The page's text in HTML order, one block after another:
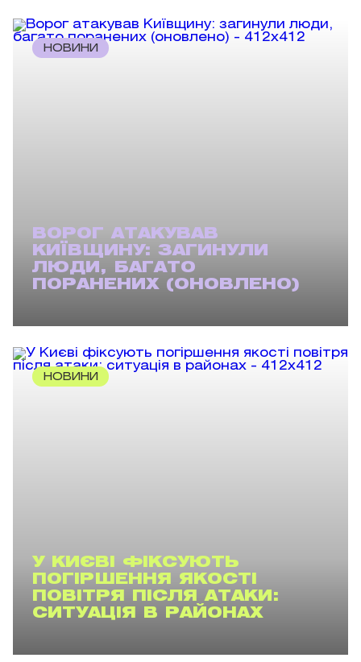
НОВИНИ
ВОРОГ АТАКУВАВ
КИЇВЩИНУ: ЗАГИНУЛИ
ЛЮДИ, БАГАТО
ПОРАНЕНИХ (ОНОВЛЕНО)
НОВИНИ
У КИЄВІ ФІКСУЮТЬ
ПОГІРШЕННЯ ЯКОСТІ
ПОВІТРЯ ПІСЛЯ АТАКИ:
СИТУАЦІЯ В РАЙОНАХ